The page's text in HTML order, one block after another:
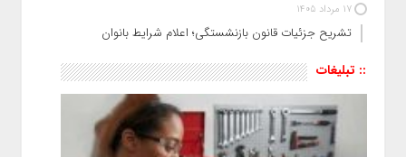
17 مرداد 1405
تشریح جزئیات قانون بازنشستگی؛ اعلام شرایط بانوان
:: تبلیغات